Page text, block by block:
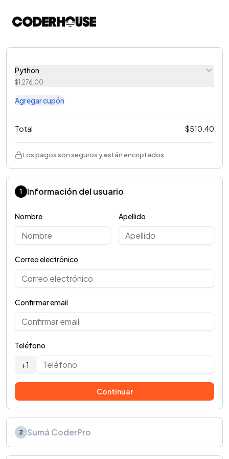
1 Información del usuario
Nombre Apellido
Correo electrónico
Confirmar email
Teléfono
+1
Continuar
2 Sumá CoderPro
Python
$1,276.00
Agregar cupón
Total $510.40
Los pagos son seguros y están encriptados.